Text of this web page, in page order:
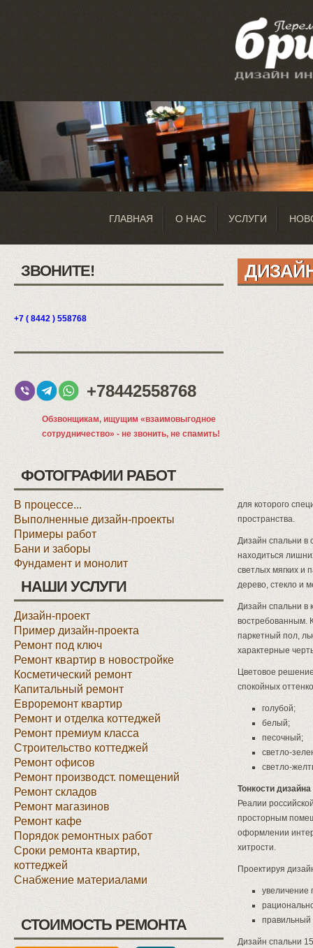
ГЛАВНАЯ О НАС УСЛУГИ
ЗВОНИТЕ!
+7 ( 8442 ) 558768
+78442558768
Обзвонщикам, ищущим «взаимовыгодное
сотрудничество» - не звонить, не спамить!
ФОТОГРАФИИ РАБОТ
В процессе...
Выполненные дизайн-проекты
Примеры работ
Бани и заборы
Фундамент и монолит
НАШИ УСЛУГИ
Дизайн-проект
Пример дизайн-проекта
Ремонт под ключ
Ремонт квартир в новостройке
Косметический ремонт
Капитальный ремонт
Евроремонт квартир
Ремонт и отделка коттеджей
Ремонт премиум класса
Строительство коттеджей
Ремонт офисов
Ремонт производст. помещений
Ремонт складов
Ремонт магазинов
Ремонт кафе
Порядок ремонтных работ
Сроки ремонта квартир,
коттеджей
Снабжение материалами
СТОИМОСТЬ РЕМОНТА
для которого
пространства.
Дизайн спальни в
находиться
светлых мягких и
дерево, стекло и
Дизайн спальни в
востребованным.
паркетный пол,
характерные
Цветовое
спокойных
голубой;
белый;
песочный;
светло-
светло-
Тонкости
Реалии
просторным
оформлении
хитрости.
Проектируя
увеличение
правильный
Дизайн спальни